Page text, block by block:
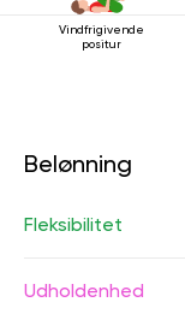
Vindfrigivende
positur
Belønning
Fleksibilitet
Udholdenhed